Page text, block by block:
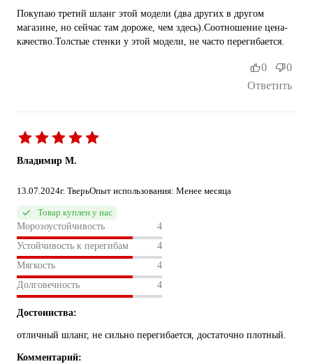
Покупаю третий шланг этой модели (два других в другом
магазине, но сейчас там дороже, чем здесь).Соотношение цена-
качество.Толстые стенки у этой модели, не часто перегибается.
Ответить
0 0
Владимир М.
13.07.2024г. ТверьОпыт использования: Менее месяца
Товар куплен у нас
Морозоустойчивость
4
Устойчивость к перегибам
4
Мягкость
4
Долговечность
4
Достоинства:
отличный шланг, не сильно перегибается, достаточно плотный.
Комментарий: